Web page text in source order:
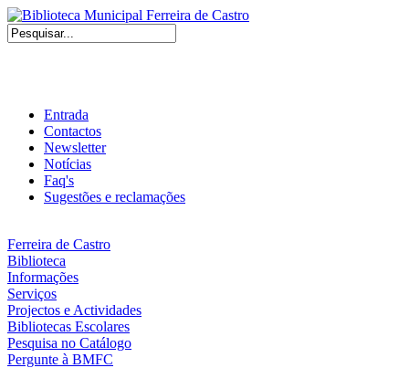
Entrada
Contactos
Newsletter
Notícias
Faq's
Sugestões e reclamações
Ferreira de Castro
Biblioteca
Informações
Serviços
Projectos e Actividades
Bibliotecas Escolares
Pesquisa no Catálogo
Pergunte à BMFC